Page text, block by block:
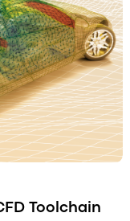
Toolchain